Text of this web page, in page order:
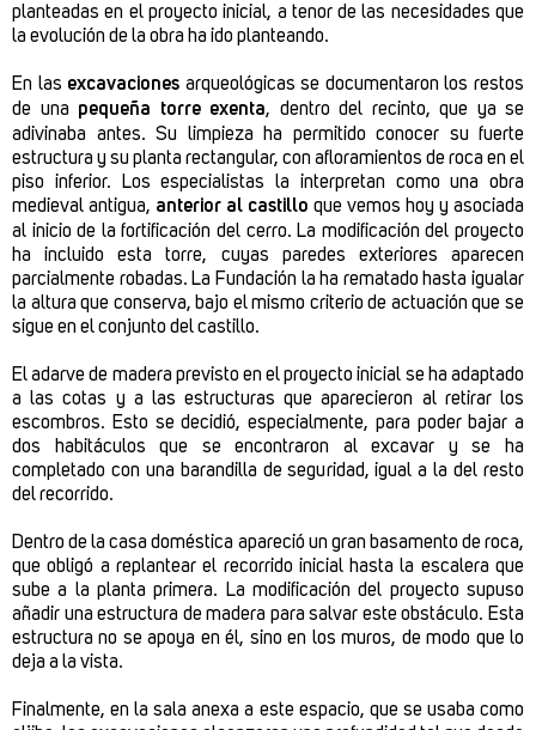
planteadas en el proyecto inicial, a tenor de las necesidades que
la evolución de la obra ha ido planteando.
En las excavaciones arqueológicas se documentaron los restos
de una pequeña torre exenta, dentro del recinto, que ya se
adivinaba antes. Su limpieza ha permitido conocer su fuerte
estructura y su planta rectangular, con afloramientos de roca en el
piso inferior. Los especialistas la interpretan como una obra
medieval antigua, anterior al castillo que vemos hoy y asociada
al inicio de la fortificación del cerro. La modificación del proyecto
ha incluido esta torre, cuyas paredes exteriores aparecen
parcialmente robadas. La Fundación la ha rematado hasta igualar
la altura que conserva, bajo el mismo criterio de actuación que se
sigue en el conjunto del castillo.
El adarve de madera previsto en el proyecto inicial se ha adaptado
a las cotas y a las estructuras que aparecieron al retirar los
escombros. Esto se decidió, especialmente, para poder bajar a
dos habitáculos que se encontraron al excavar y se ha
completado con una barandilla de seguridad, igual a la del resto
del recorrido.
Dentro de la casa doméstica apareció un gran basamento de roca,
que obligó a replantear el recorrido inicial hasta la escalera que
sube a la planta primera. La modificación del proyecto supuso
añadir una estructura de madera para salvar este obstáculo. Esta
estructura no se apoya en él, sino en los muros, de modo que lo
deja a la vista.
Finalmente, en la sala anexa a este espacio, que se usaba como